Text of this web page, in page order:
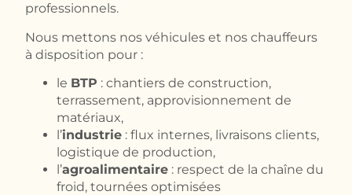
professionnels.
Nous mettons nos véhicules et nos chauffeurs
à disposition pour :
le BTP : chantiers de construction,
terrassement, approvisionnement de
matériaux,
l’industrie : flux internes, livraisons clients,
logistique de production,
l’agroalimentaire : respect de la chaîne du
froid, tournées optimisées